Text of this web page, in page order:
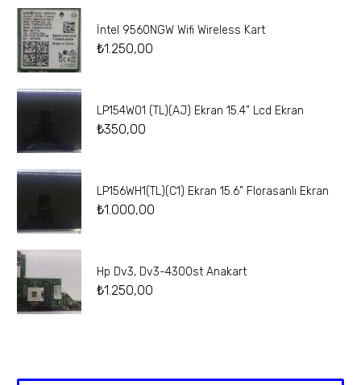
İntel 9560NGW Wifi Wireless Kart
₺1.250,00
LP154W01 (TL)(AJ) Ekran 15.4” Lcd Ekran
₺350,00
LP156WH1(TL)(C1) Ekran 15.6” Florasanlı Ekran
₺1.000,00
Hp Dv3, Dv3-4300st Anakart
₺1.250,00